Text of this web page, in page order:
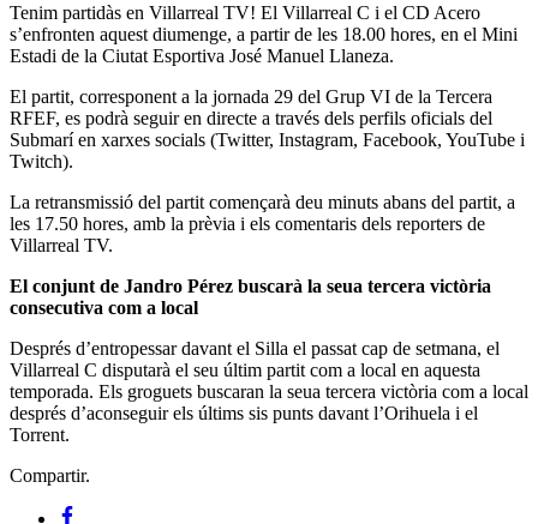
Tenim partidàs en Villarreal TV! El Villarreal C i el CD Acero
s’enfronten aquest diumenge, a partir de les 18.00 hores, en el Mini
Estadi de la Ciutat Esportiva José Manuel Llaneza.
El partit, corresponent a la jornada 29 del Grup VI de la Tercera
RFEF, es podrà seguir en directe a través dels perfils oficials del
Submarí en xarxes socials (Twitter, Instagram, Facebook, YouTube i
Twitch).
La retransmissió del partit començarà deu minuts abans del partit, a
les 17.50 hores, amb la prèvia i els comentaris dels reporters de
Villarreal TV.
El conjunt de Jandro Pérez buscarà la seua tercera victòria
consecutiva com a local
Després d’entropessar davant el Silla el passat cap de setmana, el
Villarreal C disputarà el seu últim partit com a local en aquesta
temporada. Els groguets buscaran la seua tercera victòria com a local
després d’aconseguir els últims sis punts davant l’Orihuela i el
Torrent.
Compartir.